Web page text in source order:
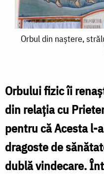
Orbul
strălucirea
Iubirii
/
Foto:
Pr.
Orbul din naștere,
Orbului fizic îi
din relația cu
pentru că Acesta l-
dragoste de
dublă vindecare.